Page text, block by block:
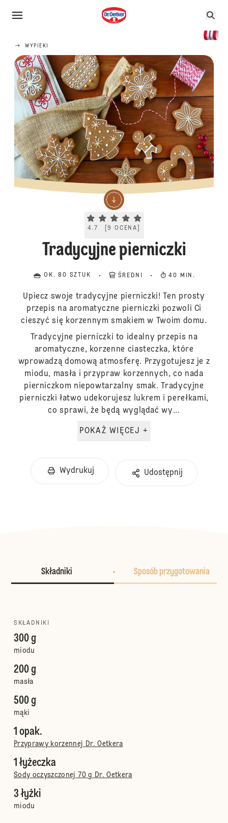
WYPIEKI
Current rating 4.7. Click to rate.
4.7 [9 OCENA
Tradycyjne pierniczki
OK. 80 SZTUK ŚREDNI 40 MIN.
Upiecz swoje tradycyjne pierniczki! Ten prosty
przepis na aromatyczne pierniczki pozwoli Ci
cieszyć się korzennym smakiem w Twoim domu.
Tradycyjne pierniczki to idealny przepis na
aromatyczne, korzenne ciasteczka, które
wprowadzą domową atmosferę. Przygotujesz je z
miodu, masła i przypraw korzennych, co nada
pierniczkom niepowtarzalny smak. Tradycyjne
pierniczki łatwo udekorujesz lukrem i perełkami,
co sprawi, że będą wyglądać wy...
POKAŻ WIĘCEJ +
Wydrukuj Udostępnij
Składniki Sposób przygotowania
SKŁADNIKI
300 g
miodu
200 g
masła
500 g
mąki
1 opak.
Przyprawy korzennej Dr. Oetkera
1 łyżeczka
Sody oczyszczonej 70 g Dr. Oetkera
3 łyżki
miodu